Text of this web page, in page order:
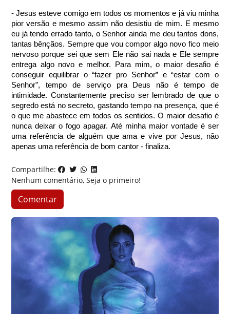
- Jesus esteve comigo em todos os momentos e já viu minha
pior versão e mesmo assim não desistiu de mim. E mesmo
eu já tendo errado tanto, o Senhor ainda me deu tantos dons,
tantas bênçãos. Sempre que vou compor algo novo fico meio
nervoso porque sei que sem Ele não sai nada e Ele sempre
entrega algo novo e melhor. Para mim, o maior desafio é
conseguir equilibrar o “fazer pro Senhor” e “estar com o
Senhor”, tempo de serviço pra Deus não é tempo de
intimidade. Constantemente preciso ser lembrado de que o
segredo está no secreto, gastando tempo na presença, que é
o que me abastece em todos os sentidos. O maior desafio é
nunca deixar o fogo apagar. Até minha maior vontade é ser
uma referência de alguém que ama e vive por Jesus, não
apenas uma referência de bom cantor - finaliza.
Compartilhe:
Nenhum comentário, Seja o primeiro!
Comentar